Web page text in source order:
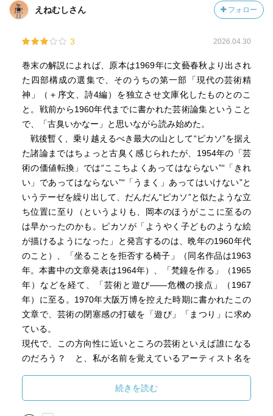
えねむしさん フォロー
3 2026.04.30
巻末の解説によれば、原本は1969年に文藝春秋より出され
た四部構成の選集で、そのうちの第一部「現代の芸術精
神」（＋序文、詩4編）を独立させ文庫化したものとのこ
と。戦前から1960年代までに書かれた芸術論集ということ
で、「古臭いかなー」と思いながら読み始めた。
戦後暫く、乗り越えるべき最大の山として“ピカソ”を据え
た諸論まではちょっと古臭く感じられたが、1954年の「芸
術の価値転換」では“ここちよくあってはならない”“「きれ
い」であってはならない”“「うまく」あってはいけない”と
いうテーゼを繰り出して、だんだん“ピカソ”と似たような立
ち位置に至り（というよりも、岡本のほうがここに至るの
は早かったのかも。ピカソが「ようやく子どものような絵
が描けるようになった」と発言するのは、晩年の1960年代
のこと）、「坐ることを拒否する椅子」（同名作品は1963
年。本書中の文章発表は1964年）、「梵鐘を作る」（1965
年）などを経て、「芸術と遊び――危機の接点」（1967
年）に至る。1970年大阪万博を控えた時期に書かれたこの
文章で、芸術の閉塞感の打破を「遊び」「まつり」に求め
ている。
現代で、この方向性に近いところの芸術といえば誰になる
のだろう？ と、私が名前を覚えているアーティスト名を
from Smappa!Group）だったりするのかもしれない。
続きを読む